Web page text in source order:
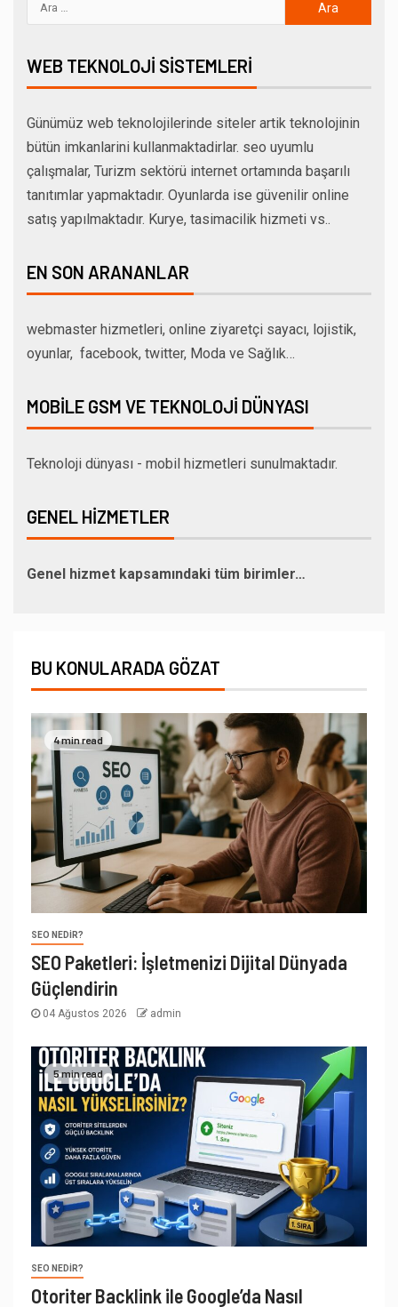
WEB TEKNOLOJI SISTEMLERI
Günümüz web teknolojilerinde siteler artik teknolojinin
bütün imkanlarini kullanmaktadirlar. seo uyumlu
çalışmalar, Turizm sektörü internet ortamında başarılı
tanıtımlar yapmaktadır. Oyunlarda ise güvenilir online
satış yapılmaktadır. Kurye, tasimacilik hizmeti vs..
EN SON ARANANLAR
webmaster hizmetleri, online ziyaretçi sayacı, lojistik,
oyunlar, facebook, twitter, Moda ve Sağlık…
MOBILE GSM VE TEKNOLOJI DÜNYASI
Teknoloji dünyası - mobil hizmetleri sunulmaktadır.
GENEL HIZMETLER
Genel hizmet kapsamındaki tüm birimler…
BU KONULARADA GÖZAT
4 min read
SEO NEDIR?
SEO Paketleri: İşletmenizi Dijital Dünyada
Güçlendirin
04 Ağustos 2026 admin
5 min read
SEO NEDIR?
Otoriter Backlink ile Google’da Nasıl